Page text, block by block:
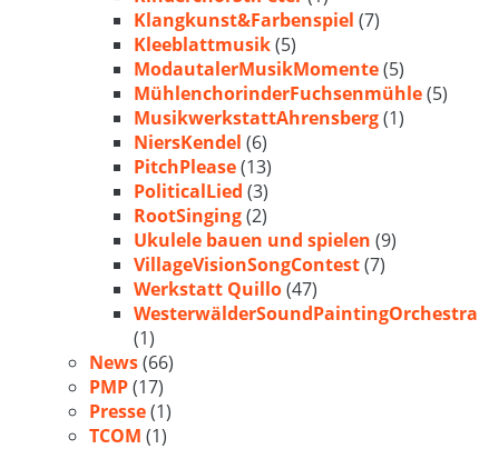
Klangkunst&Farbenspiel (7)
Kleeblattmusik(5)
ModautalerMusikMomente(5)
MühlenchorinderFuchsenmühle(5)
MusikwerkstattAhrensberg(1)
NiersKendel (6)
PitchPlease(13)
PoliticalLied (3)
RootSinging(2)
Ukulele bauen und spielen (9)
VillageVisionSongContest(7)
Werkstatt Quillo(47)
WesterwälderSoundPaintingOrchestra
(1)
News(66)
PMP(17)
Presse(1)
TCOM (1)